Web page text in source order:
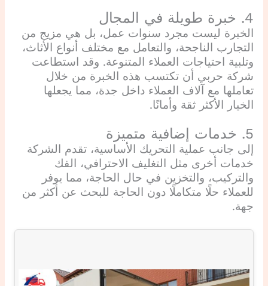
4. خبرة طويلة في المجال
الخبرة ليست مجرد سنوات عمل، بل هي مزيج من
التجارب الناجحة، والتعامل مع مختلف أنواع الأثاث،
وتلبية احتياجات العملاء المتنوعة. وقد استطاعت
شركة حربي أن تكتسب هذه الخبرة من خلال
تعاملها مع آلاف العملاء داخل جدة، مما يجعلها
الخيار الأكثر ثقة وأمانًا.
5. خدمات إضافية متميزة
إلى جانب عملية التحريك الأساسية، تقدم الشركة
خدمات أخرى مثل التغليف الاحترافي، الفك
والتركيب، والتخزين في حال الحاجة، مما يوفر
للعملاء حلًا متكاملًا دون الحاجة للبحث عن أكثر من
جهة.